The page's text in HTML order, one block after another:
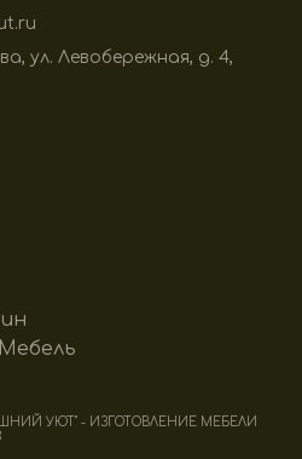
ул. Левобережная, д. 4,
УЮТ" - ИЗГОТОВЛЕНИЕ МЕБЕЛИ